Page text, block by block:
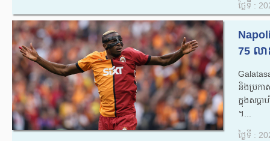
ថ្ងៃទី :
75 លា
និងប្រកា
ក្នុងសប្
។...
ថ្ងៃទី :